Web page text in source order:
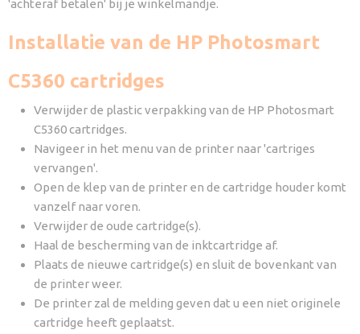
'achteraf betalen' bij je winkelmandje.
Installatie van de HP Photosmart
C5360 cartridges
Verwijder de plastic verpakking van de HP Photosmart
C5360 cartridges.
Navigeer in het menu van de printer naar 'cartriges
vervangen'.
Open de klep van de printer en de cartridge houder komt
vanzelf naar voren.
Verwijder de oude cartridge(s).
Haal de bescherming van de inktcartridge af.
Plaats de nieuwe cartridge(s) en sluit de bovenkant van
de printer weer.
De printer zal de melding geven dat u een niet originele
cartridge heeft geplaatst.